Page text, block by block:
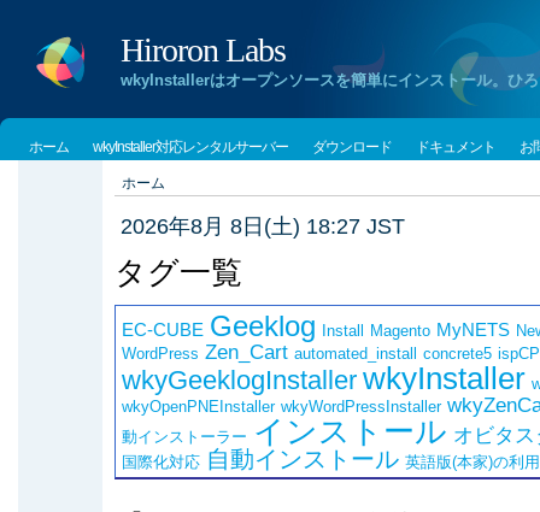
Hiroron Labs
wkyInstallerはオープンソースを簡単にインストール。ひ
ホーム wkyInstaller対応レンタルサーバー ダウンロード ドキュメント お
ホーム
2026年8月 8日(土) 18:27 JST
タグ一覧
EC-CUBE Geeklog Install Magento MyNETS
WordPress Zen_Cart automated_install concrete5 ispCP
wkyGeeklogInstaller wkyInstaller
wkyOpenPNEInstaller wkyWordPressInstaller
動インストーラー インストール オビタ
国際化対応 自動インストール 英語版(本家)の利